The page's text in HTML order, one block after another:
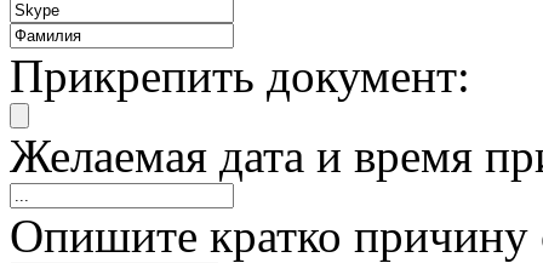
Прикрепить документ:
Желаемая дата и время
Опишите кратко